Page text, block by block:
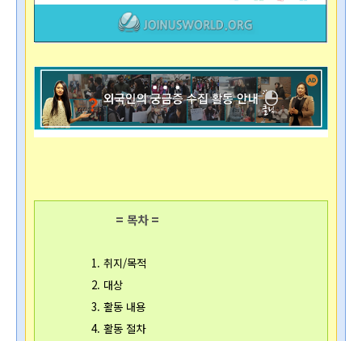
= 목차 =
1. 취지/목적
2. 대상
3. 활동 내용
4. 활동 절차